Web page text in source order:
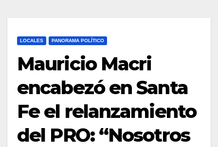
LOCALES PANORAMA POLÍTICO
Mauricio Macri
encabezó en Santa
Fe el relanzamiento
del PRO: “Nosotros